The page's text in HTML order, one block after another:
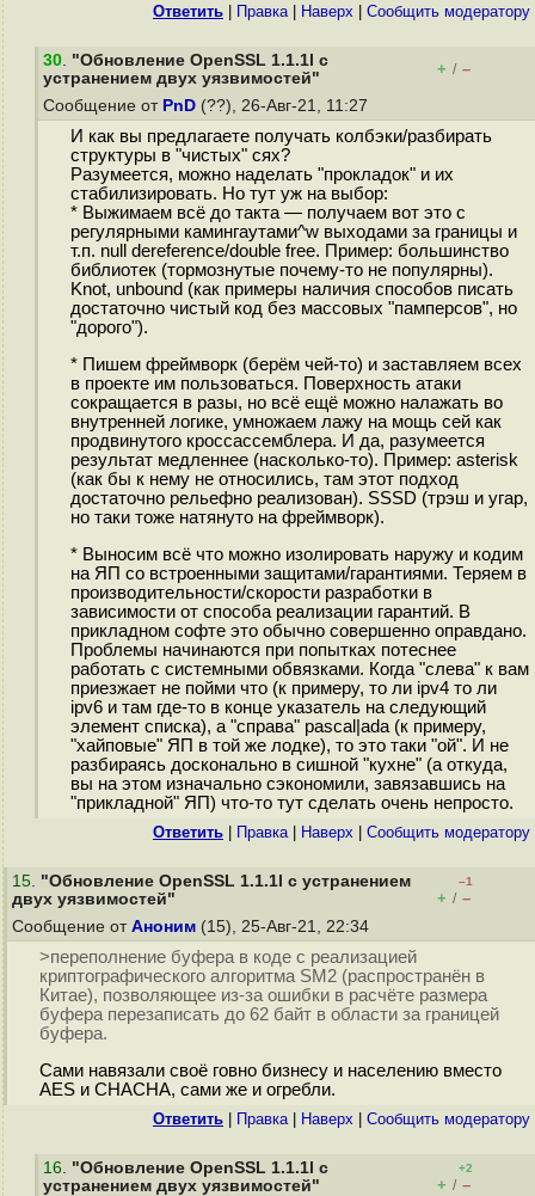
Ответить Правка| Наверх Cообщить модератору
30. "Обновление OpenSSL 1.1.1l с
устранением двух уязвимостей"
+ / –
Сообщение от PnD (??), 26-Авг-21, 11:27
И как вы предлагаете получать колбэки/разбирать
структуры в "чистых" сях?
Разумеется, можно наделать "прокладок" и их
стабилизировать. Но тут уж на выбор:
* Выжимаем всё до такта — получаем вот это с
регулярными камингаутами^w выходами за границы и
т.п. null dereference/double free. Пример: большинство
библиотек (тормознутые почему-то не популярны).
Knot, unbound (как примеры наличия способов писать
достаточно чистый код без массовых "памперсов", но
"дорого").
* Пишем фреймворк (берём чей-то) и заставляем всех
в проекте им пользоваться. Поверхность атаки
сокращается в разы, но всё ещё можно налажать во
внутренней логике, умножаем лажу на мощь сей как
продвинутого кроссассемблера. И да, разумеется
результат медленнее (насколько-то). Пример: asterisk
(как бы к нему не относились, там этот подход
достаточно рельефно реализован). SSSD (трэш и угар,
но таки тоже натянуто на фреймворк).
* Выносим всё что можно изолировать наружу и кодим
на ЯП со встроенными защитами/гарантиями. Теряем в
производительности/скорости разработки в
зависимости от способа реализации гарантий. В
прикладном софте это обычно совершенно оправдано.
Проблемы начинаются при попытках потеснее
работать с системными обвязками. Когда "слева" к вам
приезжает не пойми что (к примеру, то ли ipv4 то ли
ipv6 и там где-то в конце указатель на следующий
элемент списка), а "справа" pascal|ada (к примеру,
"хайповые" ЯП в той же лодке), то это таки "ой". И не
разбираясь досконально в сишной "кухне" (а откуда,
вы на этом изначально сэкономили, завязавшись на
"прикладной" ЯП) что-то тут сделать очень непросто.
Ответить Правка| Наверх Cообщить модератору
15. "Обновление OpenSSL 1.1.1l с устранением
двух уязвимостей"
–1
+ / –
Сообщение от Аноним (15), 25-Авг-21, 22:34
>переполнение буфера в коде с реализацией
криптографического алгоритма SM2 (распространён в
Китае), позволяющее из-за ошибки в расчёте размера
буфера перезаписать до 62 байт в области за границей
буфера.
Сами навязали своё говно бизнесу и населению вместо
AES и CHACHA, сами же и огребли.
Ответить Правка| Наверх Cообщить модератору
16. "Обновление OpenSSL 1.1.1l с
устранением двух уязвимостей"
+2
+ / –